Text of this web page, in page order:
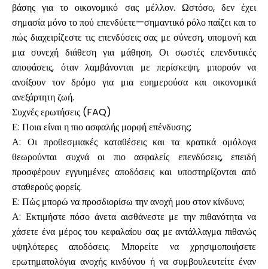
βάσης για το οικονομικό σας μέλλον. Ωστόσο, δεν έχει
σημασία μόνο το πού επενδύετε—σημαντικό ρόλο παίζει και το
πώς διαχειρίζεστε τις επενδύσεις σας με σύνεση, υπομονή και
μια συνεχή διάθεση για μάθηση. Οι σωστές επενδυτικές
αποφάσεις, όταν λαμβάνονται με περίσκεψη, μπορούν να
ανοίξουν τον δρόμο για μια ευημερούσα και οικονομικά
ανεξάρτητη ζωή.
Συχνές ερωτήσεις (FAQ)
Ε: Ποια είναι η πιο ασφαλής μορφή επένδυσης;
Α: Οι προθεσμιακές καταθέσεις και τα κρατικά ομόλογα
θεωρούνται συχνά οι πιο ασφαλείς επενδύσεις, επειδή
προσφέρουν εγγυημένες αποδόσεις και υποστηρίζονται από
σταθερούς φορείς.
Ε: Πώς μπορώ να προσδιορίσω την ανοχή μου στον κίνδυνο;
Α: Εκτιμήστε πόσο άνετα αισθάνεστε με την πιθανότητα να
χάσετε ένα μέρος του κεφαλαίου σας με αντάλλαγμα πιθανώς
υψηλότερες αποδόσεις. Μπορείτε να χρησιμοποιήσετε
ερωτηματολόγια ανοχής κινδύνου ή να συμβουλευτείτε έναν